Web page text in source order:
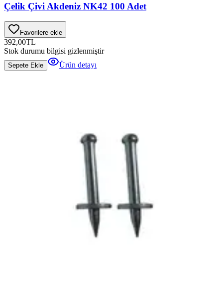
Çelik Çivi Akdeniz NK42 100 Adet
Favorilere ekle
392,00TL
Stok durumu bilgisi gizlenmiştir
Sepete Ekle Ürün detayı